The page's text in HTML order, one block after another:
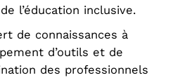
l’éducation inclusive.
de connaissances à
d’outils et de
des professionnels